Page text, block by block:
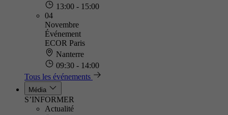
13:00 - 15:00
04
Novembre
Événement
ECOR Paris
Nanterre
09:30 - 14:00
Tous les événements
Média
S’INFORMER
Actualité